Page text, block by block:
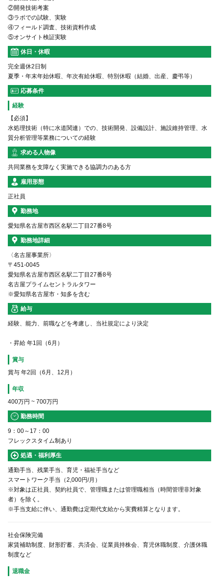
②開発技術考案
③ラボでの試験、実験
④フィールド調査、技術資料作成
⑤オンサイト検証実験
休日・休暇
完全週休2日制
夏季・年末年始休暇、年次有給休暇、特別休暇（結婚、出産、慶弔等）
応募条件
経験
【必須】
水処理技術（特に水道関連）での、技術開発、設備設計、施設維持管理、水
質分析管理等業務についての経験
求める人物像
共同業務を支障なく実施できる協調力のある方
雇用形態
正社員
勤務地
愛知県名古屋市西区名駅二丁目27番8号
勤務地詳細
〈名古屋事業所〉
〒451-0045
愛知県名古屋市西区名駅二丁目27番8号
名古屋プライムセントラルタワー
※愛知県名古屋市・知多を含む
給与
経験、能力、前職などを考慮し、当社規定により決定
・昇給 年1回（6月）
賞与
賞与 年2回（6月、12月）
年収
400万円 ~ 700万円
勤務時間
9：00～17：00
フレックスタイム制あり
処遇・福利厚生
通勤手当、残業手当、育児・福祉手当など
スマートワーク手当（2,000円/月）
※対象は正社員、契約社員で、管理職または管理職相当（時間管理非対象
者）を除く。
※手当支給に伴い、通勤費は定期代支給から実費精算となります。
社会保険完備
家賃補助制度、財形貯蓄、共済会、従業員持株会、育児休職制度、介護休職
制度など
退職金